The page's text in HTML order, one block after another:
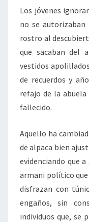
Los jóvenes
no se
rostro al
que sacaban del
vestidos
de recuerdos y
refajo de la
fallecido.
Aquello ha
de alpaca bien
evidenciando que
armani político que
disfrazan con
engaños, sin
individuos que, se